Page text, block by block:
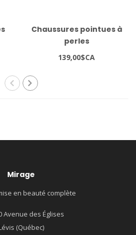
Chaussures pointues à
perles
139,00$CA
Mirage
en beauté complète
Avenue des Églises
(Québec)